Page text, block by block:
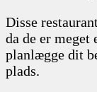
Disse
da de er meget
planlægge dit
plads.